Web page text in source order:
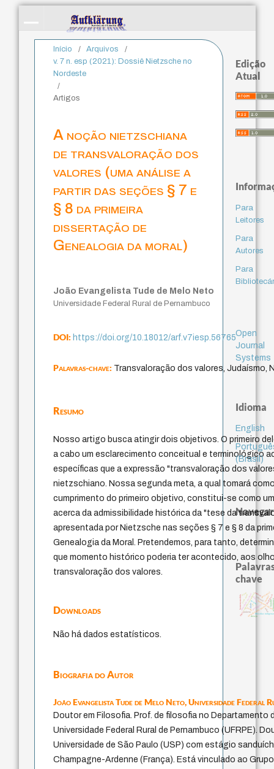
Início / Arquivos
/
v. 7 n. esp (2021): Dossiê Nietzsche no
Nordeste
/
Artigos
A noção nietzschiana
de transvaloração dos
valores (uma análise a
partir das seções § 7 e
§ 8 da primeira
dissertação de
Genealogia da moral)
João Evangelista Tude de Melo Neto
Universidade Federal Rural de Pernambuco
DOI:https://doi.org/10.18012/arf.v7iesp.56765
Palavras-chave: Transvaloração dos valores, Judaísmo,
Resumo
Nosso artigo busca atingir dois objetivos. O primeiro
a cabo um esclarecimento conceitual e terminológico
específicas que a expressão "transvaloração dos
nietzschiano. Nossa segunda meta, a qual tomará
cumprimento do primeiro objetivo, constitui-se como
acerca da admissibilidade histórica da "tese da
apresentada por Nietzsche nas seções § 7 e § 8 da
Genealogia da Moral. Pretendemos, para tanto,
que momento histórico poderia ter acontecido, aos
transvaloração dos valores.
Downloads
Não há dados estatísticos.
Biografia do Autor
João Evangelista Tude de Melo Neto,Universidade Federal
Doutor em Filosofia. Prof. de filosofia no Departamento
Universidade Federal Rural de Pernambuco (UFRPE).
Universidade de São Paulo (USP) com estágio
Champagne-Ardenne (França). Está vinculado ao
Edição
Atual
Para
Leitores
Para
Autores
Para
Open
Journal
Systems
Idioma
English
(Brasil)
Navegar
chave
fundamentalismo
jacobiprotágoras
experiência temporal
metafísica do tempo
género
idade
intolerância
identidade nacional
homem-medida
filosofias
j.c.m. neto
palavra
perdón
leyes
violencia
guayaquil
logos
lei acquaintance
desejo
bataille
mind
therapy
animais